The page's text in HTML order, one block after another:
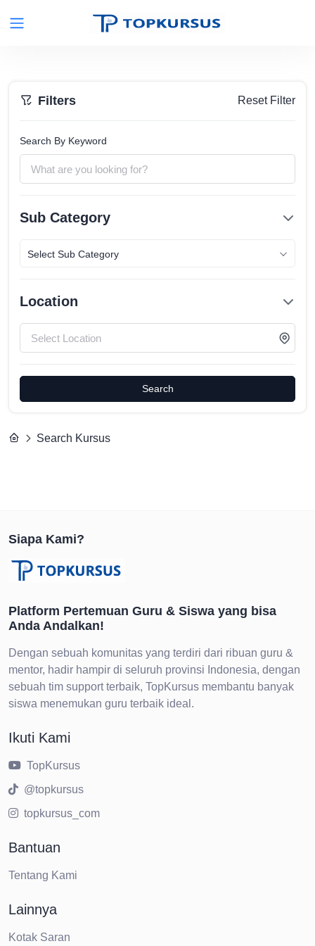
Filters Reset Filter
Search By Keyword
Sub Category
Select Sub Category
Location
Search
Search Kursus
Siapa Kami?
Platform Pertemuan Guru & Siswa yang bisa
Anda Andalkan!
Dengan sebuah komunitas yang terdiri dari ribuan guru &
mentor, hadir hampir di seluruh provinsi Indonesia, dengan
sebuah tim support terbaik, TopKursus membantu banyak
siswa menemukan guru terbaik ideal.
Ikuti Kami
TopKursus
@topkursus
topkursus_com
Bantuan
Tentang Kami
Lainnya
Kotak Saran